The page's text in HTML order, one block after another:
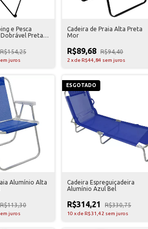
e Pesca
Preta
R$154,25
juros
Cadeira de Praia Alta Preta
Mor
R$89,68 R$94,40
2 xde R$44,84 sem juros
Alumínio Alta
R$113,30
juros
ESGOTADO
Cadeira Espreguiçadeira
Alumínio Azul Bel
R$314,21 R$330,75
10 xde R$31,42 sem juros